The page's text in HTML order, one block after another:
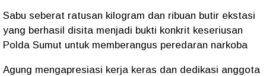
Sabu seberat ratusan kilogram dan ribuan butir ekstasi
yang berhasil disita menjadi bukti konkrit keseriusan
Polda Sumut untuk memberangus peredaran narkoba
Agung mengapresiasi kerja keras dan dedikasi anggota